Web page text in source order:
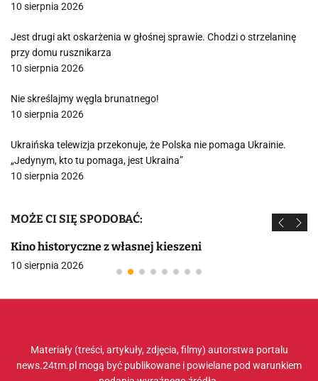
10 sierpnia 2026
Jest drugi akt oskarżenia w głośnej sprawie. Chodzi o strzelaninę
przy domu rusznikarza
10 sierpnia 2026
Nie skreślajmy węgla brunatnego!
10 sierpnia 2026
Ukraińska telewizja przekonuje, że Polska nie pomaga Ukrainie.
„Jedynym, kto tu pomaga, jest Ukraina”
10 sierpnia 2026
MOŻE CI SIĘ SPODOBAĆ:
Kino historyczne z własnej kieszeni
10 sierpnia 2026
Materiały (treści, artykuły, zdjęcia, filmy) autorstwa portalu
news.24tm.pl mogą być publikowane i powielane pod warunkiem